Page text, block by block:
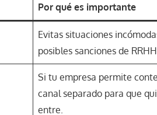
Por qué es importante
Evitas situaciones
posibles sanciones de RRHH.
Si tu empresa permite
canal separado para que
entre.